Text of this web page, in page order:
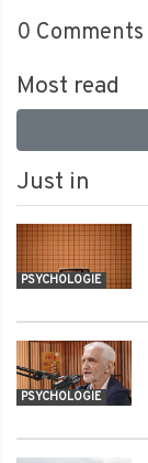
0 Comments
Most read
Just in
PSYCHOLOGIE
PSYCHOLOGIE